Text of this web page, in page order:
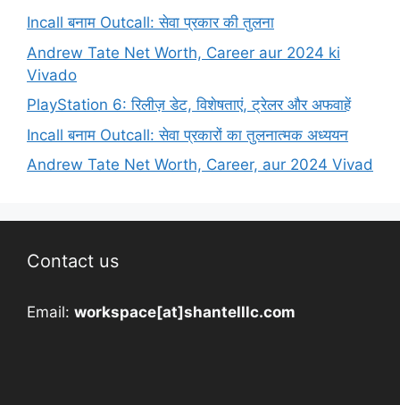
Incall बनाम Outcall: सेवा प्रकार की तुलना
Andrew Tate Net Worth, Career aur 2024 ki
Vivado
PlayStation 6: रिलीज़ डेट, विशेषताएं, ट्रेलर और अफवाहें
Incall बनाम Outcall: सेवा प्रकारों का तुलनात्मक अध्ययन
Andrew Tate Net Worth, Career, aur 2024 Vivad
Contact us
Email: workspace[at]shantelllc.com